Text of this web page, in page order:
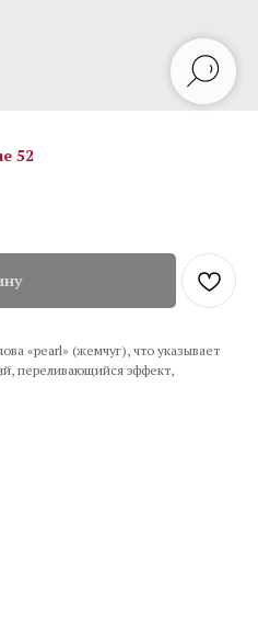
52
«pearl» (жемчуг), что указывает
переливающийся эффект,